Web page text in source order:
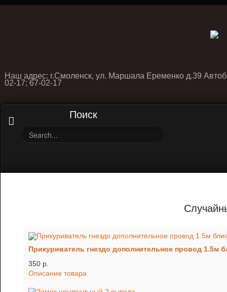
Наш адрес: г.Смоленск, ул. Маршала Еременко д.39
02-17; 67-02-17
Поиск
Прикуриватель гнездо дополнительное провод 1.5м
350 p.
Описание товара